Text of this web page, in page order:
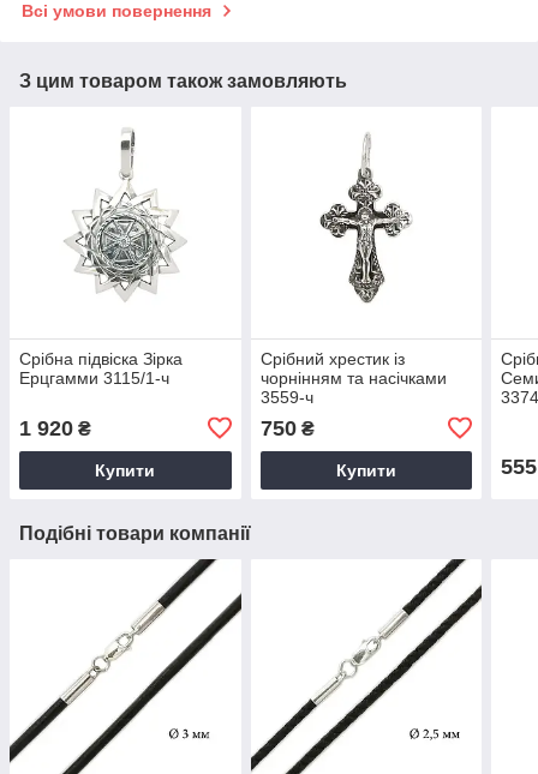
Всі умови повернення
З цим товаром також замовляють
Срібна підвіска Зірка
Ерцгамми 3115/1-ч
1 920 ₴
Купити
Срібний хрестик із
чорнінням та насічками
3559-ч
750₴
Купити 555
Подібні товари компанії